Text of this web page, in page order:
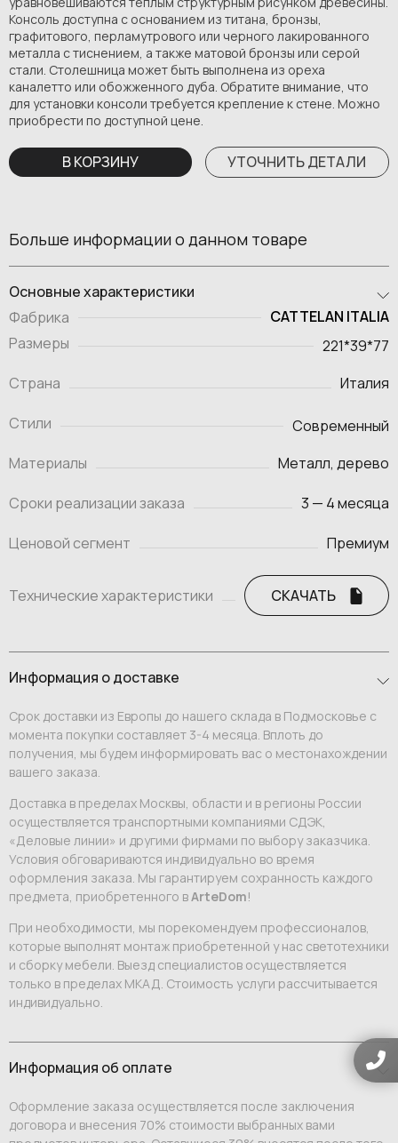
Консоль доступна с основанием из титана, бронзы,
графитового, перламутрового или черного лакированного
металла с тиснением, а также матовой бронзы или серой
стали. Столешница может быть выполнена из ореха
каналетто или обожженного дуба. Обратите внимание, что
для установки консоли требуется крепление к стене. Можно
приобрести по доступной цене.
В КОРЗИНУ УТОЧНИТЬ ДЕТАЛИ
Больше информации о данном товаре
Основные характеристики
Фабрика
CATTELAN ITALIA
Страна Италия
Стили
Современный
Материалы
Металл, дерево
Сроки реализации заказа 3 — 4 месяца
Ценовой сегмент Премиум
Технические характеристики СКАЧАТЬ
Размеры 221*39*77
Информация о доставке
Срок доставки из Европы до нашего склада в Подмосковье с
момента покупки составляет 3-4 месяца. Вплоть до
получения, мы будем информировать вас о местонахождении
вашего заказа.
Доставка в пределах Москвы, области и в регионы России
осуществляется транспортными компаниями СДЭК,
«Деловые линии» и другими фирмами по выбору заказчика.
Условия обговариваются индивидуально во время
оформления заказа. Мы гарантируем сохранность каждого
предмета, приобретенного вArteDom!
При необходимости, мы порекомендуем профессионалов,
которые выполнят монтаж приобретенной у нас светотехники
и сборку мебели. Выезд специалистов осуществляется
только в пределах МКАД. Стоимость услуги рассчитывается
индивидуально.
Информация об оплате
Оформление заказа осуществляется после заключения
договора и внесения 70% стоимости выбранных вами